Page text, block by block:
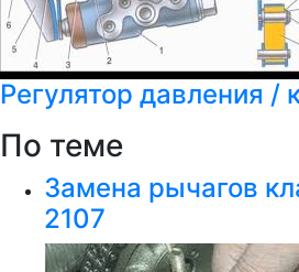
Регулятор давления /
По теме
Замена рычагов
2107